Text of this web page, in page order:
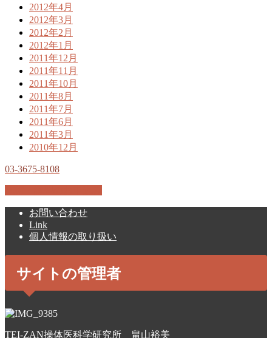
2012年4月
2012年3月
2012年2月
2012年1月
2011年12月
2011年11月
2011年10月
2011年8月
2011年7月
2011年6月
2011年3月
2010年12月
03-3675-8108
お問い合わせ
Link
個人情報の取り扱い
サイトの管理者
TEI-ZAN操体医科学研究所 畠山裕美